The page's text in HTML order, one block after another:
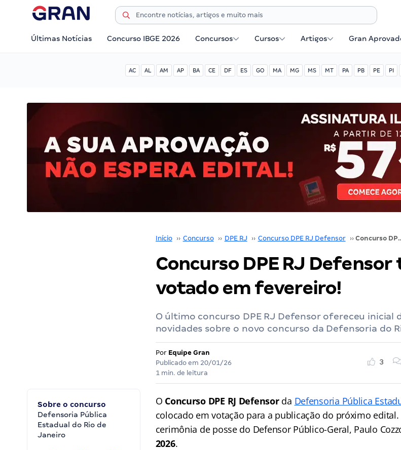
Últimas Notícias Concurso IBGE 2026 Concursos Cursos Artigos Gran
AC AL AM AP BA CE DF ES GO MA MG MS MT PA PB PE PI
Início ›› Concurso ›› DPE RJ ›› Concurso DPE RJ Defensor ›› Concurso DPE RJ
Concurso DPE RJ Defensor
votado em fevereiro!
O último concurso DPE RJ Defensor ofereceu inicial
novidades sobre o novo concurso da Defensoria do
Por Equipe Gran
Publicado em 20/01/26
1 min. de leitura
3
Sobre o concurso
Defensoria Pública
Estadual do Rio de
Janeiro
O Concurso DPE RJ Defensorda Defensoria Pública
colocado em votação para a publicação do próximo
cerimônia de posse do Defensor Público-Geral, Paulo
2026.